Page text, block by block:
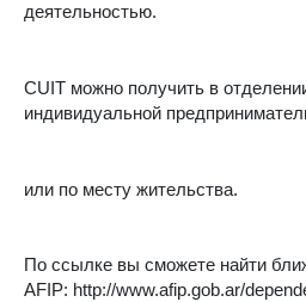
деятельностью.
CUIT можно получить в
индивидуальной
или по месту жительства.
По ссылке вы сможете найти
AFIP: http://www.afip.gob.ar/